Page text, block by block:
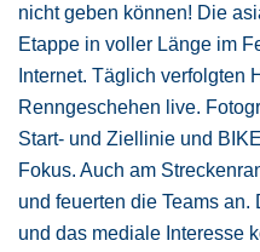
nicht geben können! Die
Etappe in voller Länge im
Internet. Täglich verfolgten
Renngeschehen live.
Start- und Ziellinie und
Fokus. Auch am
und feuerten die Teams
und das mediale Interesse